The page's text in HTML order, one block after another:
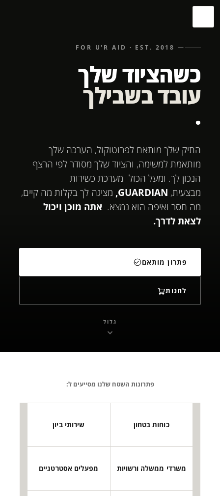
— FOR U'R AID · EST. 2018
כשהציוד שלך
עובד בשבילך
.
התיק שלך מותאם לפרוטוקול, הערכה שלך
מותאמת למשימה, והציוד שלך מסודר לפי הרצף
הנכון לך. ומעל הכול- מערכת כשירות
מבצעית, GUARDIAN, מציגה לך בקלות מה קיים,
מה חסר ואיפה הוא נמצא. אתה מוכן ויכול
לצאת לדרך.
פתרון מותאם
לחנות
גלול
פתרונות השטח שלנו מסייעים ל:
כוחות בטחון שירותי ביון
משרדי ממשלה ורשויות מפעלים אסטרטגיים